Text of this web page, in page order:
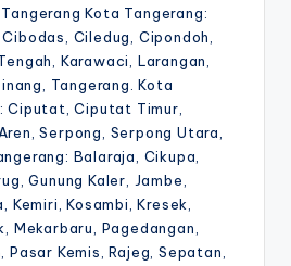
Kota Tangerang:
Ciledug, Cipondoh,
Karawaci, Larangan,
Tangerang. Kota
Ciputat, Ciputat Timur,
Serpong, Serpong Utara,
Balaraja, Cikupa,
Gunung Kaler, Jambe,
Kemiri, Kosambi, Kresek,
Mekarbaru, Pagedangan,
Pasar Kemis, Rajeg, Sepatan,